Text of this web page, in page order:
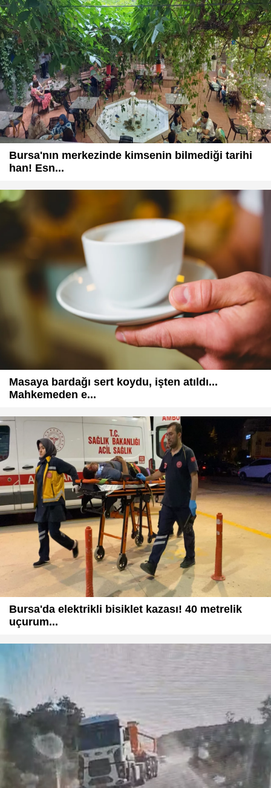
Bursa'nın merkezinde kimsenin bilmediği tarihi
han! Esn...
Masaya bardağı sert koydu, işten atıldı...
Mahkemeden e...
Bursa'da elektrikli bisiklet kazası! 40 metrelik
uçurum...